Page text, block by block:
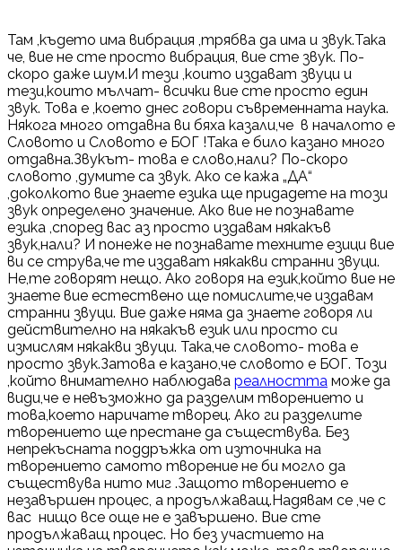
Там ,където има вибрация ,трябва да има и звук.Така
че, вие не сте просто вибрация, вие сте звук. По-
скоро даже шум.И тези ,които издават звуци и
тези,които мълчат- всички вие сте просто един
звук. Това е ,което днес говори съвременната наука.
Някога много отдавна ви бяха казали,че в началото е
Словото и Словото е БОГ !Така е било казано много
отдавна.Звукът- това е слово,нали? По-скоро
словото ,думите са звук. Ако се кажа „ДА“
,доколкото вие знаете езика ще придадете на този
звук определено значение. Ако вие не познавате
езика ,според вас аз просто издавам някакъв
звук,нали? И понеже не познавате техните езици вие
ви се струва,че те издават някакви странни звуци.
Не,те говорят нещо. Ако говоря на език,който вие не
знаете вие естествено ще помислите,че издавам
странни звуци. Вие даже няма да знаете говоря ли
действително на някакъв език или просто си
измислям някакви звуци. Така,че словото- това е
просто звук.Затова е казано,че словото е БОГ. Този
,който внимателно наблюдава реалността може да
види,че е невъзможно да разделим творението и
това,което наричате творец. Ако ги разделите
творението ще престане да съществува. Без
непрекъсната поддръжка от източника на
творението самото творение не би могло да
съществува нито миг .Защото творението е
незавършен процес, а продължаващ.Надявам се ,че с
вас нищо все още не е завършено. Вие сте
продължаващ процес. Но без участието на